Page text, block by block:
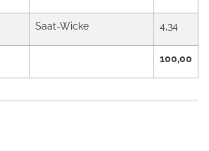
Saat-Wicke 4,34
100,00